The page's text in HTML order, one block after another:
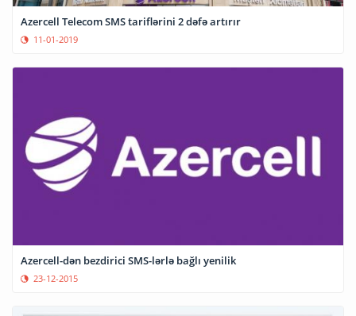
Azercell Telecom SMS tariflərini 2 dəfə artırır
11-01-2019
Azercell-dən bezdirici SMS-lərlə bağlı yenilik
23-12-2015